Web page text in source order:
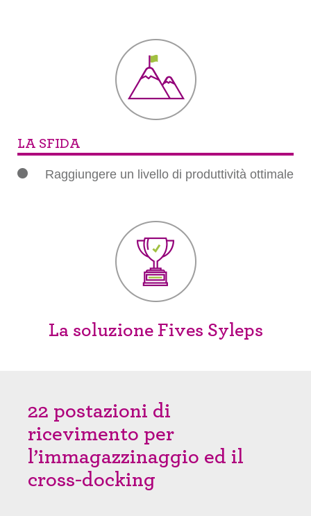
LA SFIDA
Raggiungere un livello di produttività ottimale
La soluzione Fives Syleps
22 postazioni di
ricevimento per
l’immagazzinaggio ed il
cross-docking